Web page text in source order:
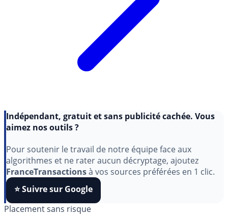
aimez nos outils ?
Pour soutenir le travail de notre équipe face aux
algorithmes et ne rater aucun décryptage, ajoutez
FranceTransactionsà vos sources préférées en 1 clic.
⭐️ Suivre sur Google